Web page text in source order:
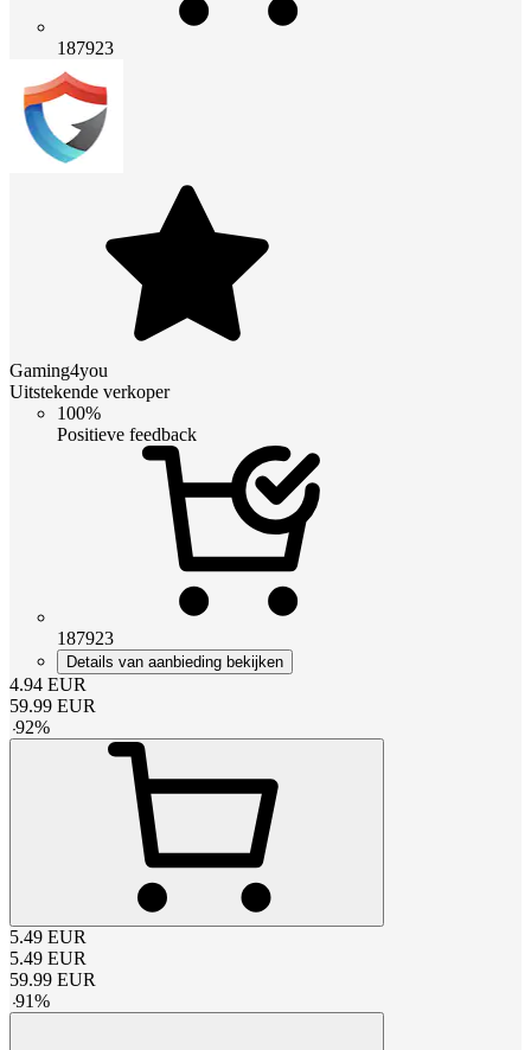
187923
Gaming4you
Uitstekende verkoper
100%
Positieve feedback
187923
Details van aanbieding bekijken
4.94 EUR
59.99 EUR
-92%
5.49 EUR
5.49 EUR
59.99 EUR
-91%